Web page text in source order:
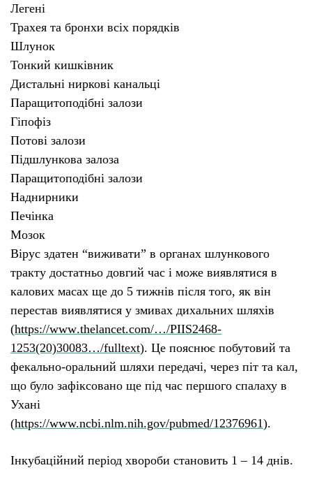
Легені
Трахея та бронхи всіх порядків
Шлунок
Тонкий кишківник
Дистальні ниркові канальці
Паращитоподібні залози
Гіпофіз
Потові залози
Підшлункова залоза
Паращитоподібні залози
Наднирники
Печінка
Мозок
Вірус здатен “виживати” в органах шлункового
тракту достатньо довгий час і може виявлятися в
калових масах ще до 5 тижнів після того, як він
перестав виявлятися у змивах дихальних шляхів
(https://www.thelancet.com/…/PIIS2468-
1253(20)30083…/fulltext). Це пояснює побутовий та
фекально-оральний шляхи передачі, через піт та кал,
що було зафіксовано ще під час першого спалаху в
Ухані
(https://www.ncbi.nlm.nih.gov/pubmed/12376961).
Інкубаційний період хвороби становить 1 – 14 днів.